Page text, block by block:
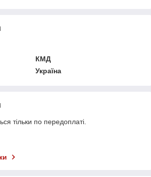
КМД
Україна
тільки по передоплаті.